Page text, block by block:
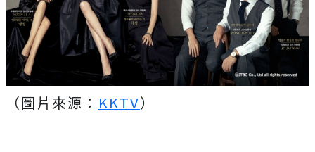
（圖片來源： KKTV）